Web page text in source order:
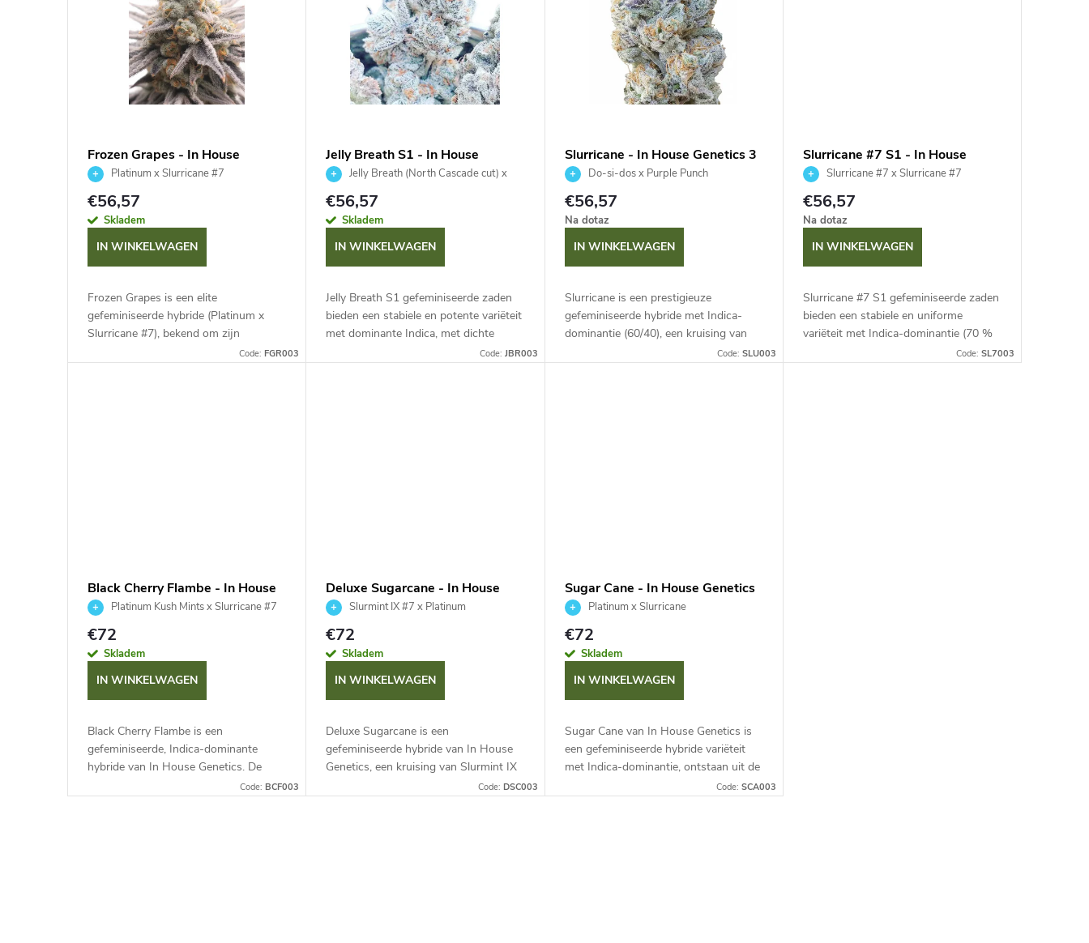
e
o
Frozen Grapes - In House
Genetics 3 ks
Platinum x Slurricane #7
€56,57
Skladem
IN WINKELWAGEN
Frozen Grapes is een elite
gefeminiseerde hybride (Platinum x
Slurricane #7), bekend om zijn
adembenemende harsproductie. De
Code:FGR003
Jelly Breath S1 - In House
Genetics 3 ks
Jelly Breath (North Cascade cut) x
Jelly Breath
€56,57
Skladem
IN WINKELWAGEN
Jelly Breath S1 gefeminiseerde zaden
bieden een stabiele en potente variëteit
met dominante Indica, met dichte
bloemen vol rijke hars en een uniek
Code: JBR003
Slurricane - In House Genetics 3
ks
Do-si-dos x Purple Punch
€56,57
Na dotaz
IN WINKELWAGEN
Slurricane is een prestigieuze
gefeminiseerde hybride met Indica-
dominantie (60/40), een kruising van
Do-Si-Dos en Purple Punch. Hij blinkt
Code: SLU003
Slurricane #7 S1 - In House
Genetics 3 ks
Slurricane #7 x Slurricane #7
€56,57
Na dotaz
IN WINKELWAGEN
Slurricane #7 S1 gefeminiseerde zaden
bieden een stabiele en uniforme
variëteit met Indica-dominantie (70 %
Indica / 30 % Sativa), rijk aan hars en
Code: SL7003
Black Cherry Flambe - In House
Genetics 3 ks
Platinum Kush Mints x Slurricane #7
€72
Skladem
IN WINKELWAGEN
Black Cherry Flambe is een
gefeminiseerde, Indica-dominante
hybride van In House Genetics. De
combinatie van Platinum Kush Mints
Code:BCF003
Deluxe Sugarcane - In House
Genetics 3 ks
Slurmint IX #7 x Platinum
€72
Skladem
IN WINKELWAGEN
Deluxe Sugarcane is een
gefeminiseerde hybride van In House
Genetics, een kruising van Slurmint IX
#7 en Platinum. Ze onderscheidt zich
Code: DSC003
Sugar Cane - In House Genetics
3 ksPlatinum x Slurricane
€72
Skladem
IN WINKELWAGEN
Sugar Cane van In House Genetics is
een gefeminiseerde hybride variëteit
met Indica-dominantie, ontstaan uit de
kruising van Platinum en Slurricane.
Code: SCA003